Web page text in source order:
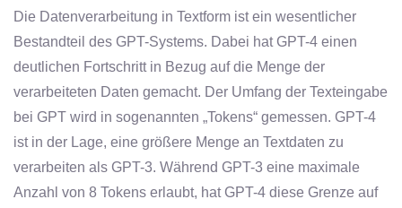
Die Datenverarbeitung in Textform ist ein wesentlicher
Bestandteil des GPT-Systems. Dabei hat GPT-4 einen
deutlichen Fortschritt in Bezug auf die Menge der
verarbeiteten Daten gemacht. Der Umfang der Texteingabe
bei GPT wird in sogenannten „Tokens“ gemessen. GPT-4
ist in der Lage, eine größere Menge an Textdaten zu
verarbeiten als GPT-3. Während GPT-3 eine maximale
Anzahl von 8 Tokens erlaubt, hat GPT-4 diese Grenze auf